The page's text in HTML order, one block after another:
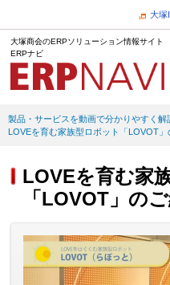
大塚
大塚商会のERPソリューション情報サイト
ERPナビ
製品・サービスを動画で分かりやすく解
LOVEを育む家族型ロボット「LOVOT」
LOVEを育む家
「LOVOT」の